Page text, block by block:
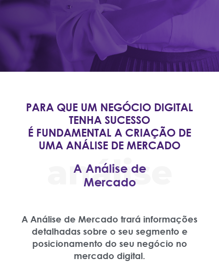
PARA QUE UM NEGÓCIO DIGITAL
TENHA SUCESSO
É FUNDAMENTAL A CRIAÇÃO DE
UMA ANÁLISE DE MERCADO
A Análise de
Mercado
A Análise de Mercado trará informações
detalhadas sobre o seu segmento e
posicionamento do seu negócio no
mercado digital.